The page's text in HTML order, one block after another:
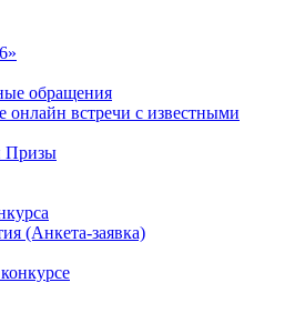
обращения
онлайн встречи с известными
Призы
(Анкета-заявка)